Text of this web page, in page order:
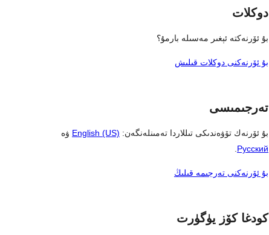
دوكلات
بۇ ئۆرنەكتە ئېغىر مەسىلە بارمۇ؟
بۇ ئۆرنەكنى دوكلات قىلىش
تەرجىمىسى
بۇ ئۆرنەك تۆۋەندىكى تىللاردا تەمىنلەنگەن: English (US) ۋە
Русский
بۇ ئۆرنەكنى تەرجىمە قىلىڭ
كودغا كۆز يۈگۈرت